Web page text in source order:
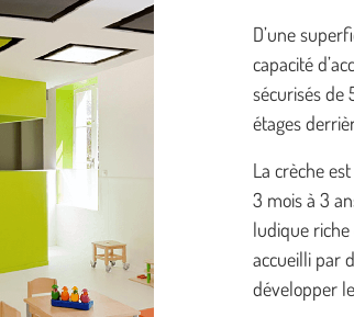
D’une
capacité
sécurisés de
étages
La crèche
3 mois à 3
ludique riche
accueilli par
développer